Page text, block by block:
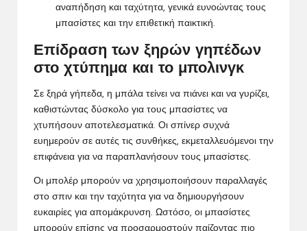
αναπήδηση και ταχύτητα, γενικά ευνοώντας τους
μπασίστες και την επιθετική παικτική.
Επίδραση των ξηρών γηπέδων
στο χτύπημα και το μπολινγκ
Σε ξηρά γήπεδα, η μπάλα τείνει να πιάνει και να γυρίζει,
καθιστώντας δύσκολο για τους μπασίστες να
χτυπήσουν αποτελεσματικά. Οι σπίνερ συχνά
ευημερούν σε αυτές τις συνθήκες, εκμεταλλευόμενοι την
επιφάνεια για να παραπλανήσουν τους μπασίστες.
Οι μπολέρ μπορούν να χρησιμοποιήσουν παραλλαγές
στο σπιν και την ταχύτητα για να δημιουργήσουν
ευκαιρίες για απομάκρυνση. Ωστόσο, οι μπασίστες
μπορούν επίσης να προσαρμοστούν παίζοντας πιο